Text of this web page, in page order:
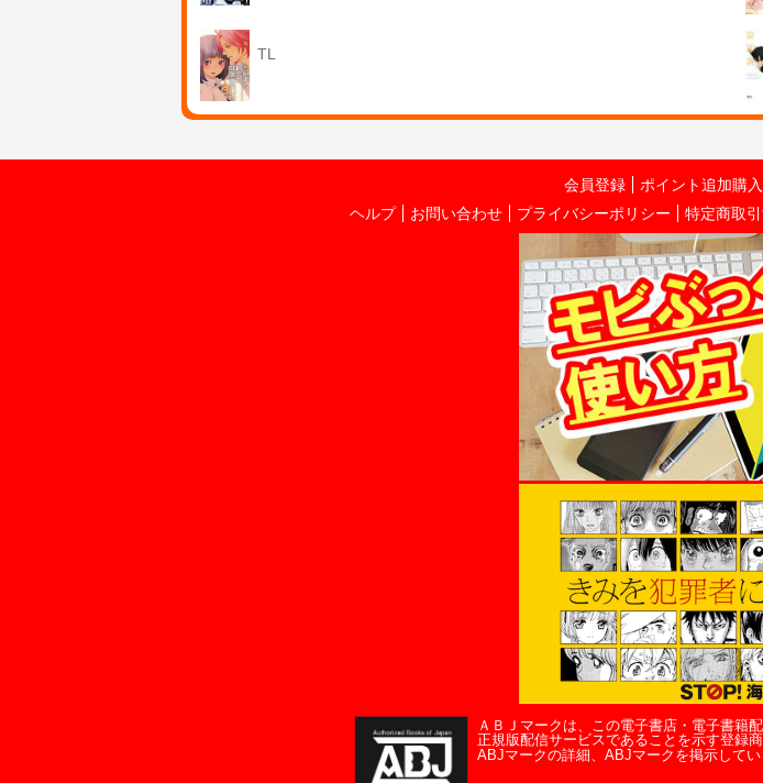
TL
会員登録 ポイント追加購入
ヘルプ
お問い合わせ プライバシーポリシー 特定商取
ＡＢＪマークは、この電子書店・電子書籍
正規版配信サービスであることを示す登録
ABJマークの詳細、ABJマークを掲示して